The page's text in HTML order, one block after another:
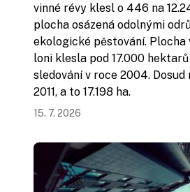
vinné révy klesl o 446 na
plocha osázená odolnými
ekologické pěstování.
loni klesla pod 17.000
sledování v roce 2004.
2011, a to 17.198 ha.
15. 7. 2026